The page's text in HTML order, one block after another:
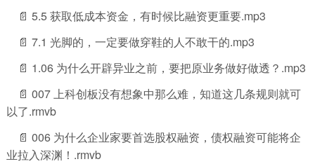
📄 5.5 获取低成本资金，有时候比融资更重要.mp3
📄 7.1 光脚的，一定要做穿鞋的人不敢干的.mp3
📄 1.06 为什么开辟异业之前，要把原业务做好做透？.mp3
📄 007 上科创板没有想象中那么难，知道这几条规则就可
以了.rmvb
📄 006 为什么企业家要首选股权融资，债权融资可能将企
业拉入深渊！.rmvb